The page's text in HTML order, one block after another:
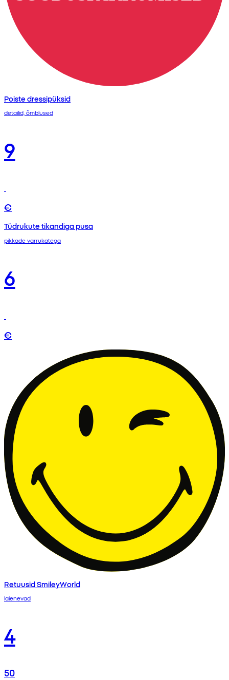
Poiste dressipüksid
detailid, õmblused
9
€
Tüdrukute tikandiga pusa
pikkade varrukatega
6
€
Retuusid SmileyWorld
laienevad
4
50